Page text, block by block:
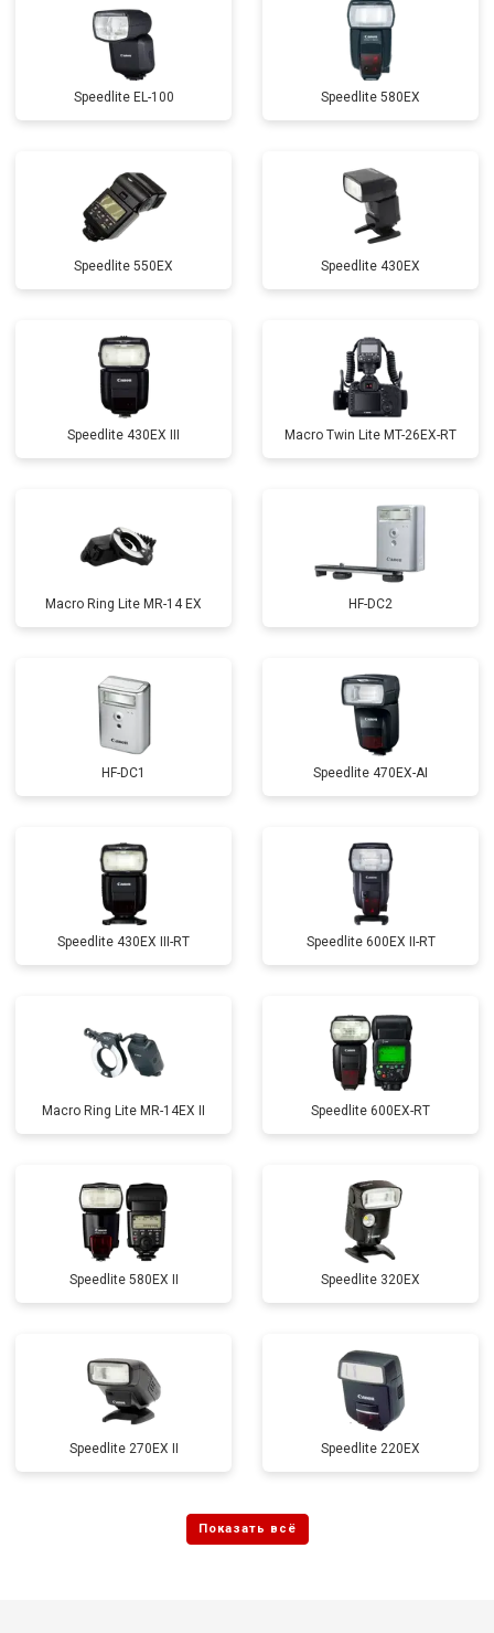
Speedlite EL-100 Speedlite 580EX
Speedlite 550EX Speedlite 430EX
Speedlite 430EX III Macro Twin Lite MT-26EX-RT
Macro Ring Lite MR-14 EX HF-DC2
HF-DC1 Speedlite 470EX-AI
Speedlite 430EX III-RT Speedlite 600EX II-RT
Macro Ring Lite MR-14EX II Speedlite 600EX-RT
Speedlite 580EX II Speedlite 320EX
Speedlite 270EX II Speedlite 220EX